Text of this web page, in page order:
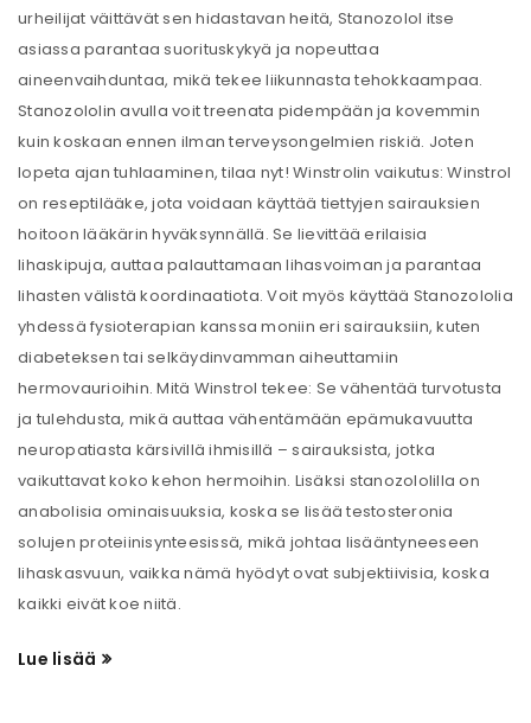
urheilijat väittävät sen hidastavan heitä, Stanozolol itse
asiassa parantaa suorituskykyä ja nopeuttaa
aineenvaihduntaa, mikä tekee liikunnasta tehokkaampaa.
Stanozololin avulla voit treenata pidempään ja kovemmin
kuin koskaan ennen ilman terveysongelmien riskiä. Joten
lopeta ajan tuhlaaminen, tilaa nyt! Winstrolin vaikutus: Winstrol
on reseptilääke, jota voidaan käyttää tiettyjen sairauksien
hoitoon lääkärin hyväksynnällä. Se lievittää erilaisia ​​
lihaskipuja, auttaa palauttamaan lihasvoiman ja parantaa
lihasten välistä koordinaatiota. Voit myös käyttää Stanozololia
yhdessä fysioterapian kanssa moniin eri sairauksiin, kuten
diabeteksen tai selkäydinvamman aiheuttamiin
hermovaurioihin. Mitä Winstrol tekee: Se vähentää turvotusta
ja tulehdusta, mikä auttaa vähentämään epämukavuutta
neuropatiasta kärsivillä ihmisillä – sairauksista, jotka
vaikuttavat koko kehon hermoihin. Lisäksi stanozololilla on
anabolisia ominaisuuksia, koska se lisää testosteronia
solujen proteiinisynteesissä, mikä johtaa lisääntyneeseen
lihaskasvuun, vaikka nämä hyödyt ovat subjektiivisia, koska
kaikki eivät koe niitä.
Lue lisää